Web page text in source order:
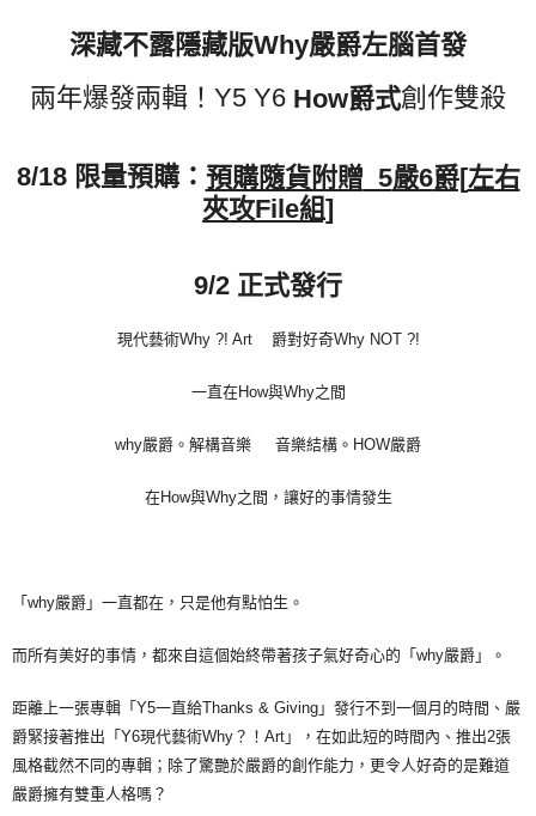
每筆NT$65，滿NT$1,000(含以上)免運費
每筆NT$65，滿NT$1,000(含以上)免運費
每筆NT$85，滿NT$1,000(含以上)免運費
深藏不露隱藏版Why嚴爵左腦首發
兩年爆發兩輯！Y5 Y6 How爵式創作雙殺
8/18 限量預購： 預購隨貨附贈 5嚴6爵[左右
夾攻File組]
9/2 正式發行
現代藝術Why ?! Art 爵對好奇Why NOT ?!
一直在How與Why之間
why嚴爵。解構音樂 音樂結構。HOW嚴爵
在How與Why之間，讓好的事情發生
「why嚴爵」一直都在，只是他有點怕生。
而所有美好的事情，都來自這個始終帶著孩子氣好奇心的「why嚴爵」。
距離上一張專輯「Y5一直給Thanks & Giving」發行不到一個月的時間、嚴
爵緊接著推出「Y6現代藝術Why？！Art」，在如此短的時間內、推出2張
風格截然不同的專輯；除了驚艷於嚴爵的創作能力，更令人好奇的是難道
嚴爵擁有雙重人格嗎？